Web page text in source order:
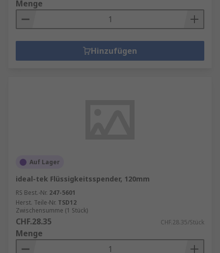
Menge
Hinzufügen
Auf Lager
ideal-tek Flüssigkeitsspender, 120mm
RS Best.-Nr. 247-5601
Herst. Teile-Nr. TSD12
Zwischensumme (1 Stück)
CHF.28.35 CHF.28.35/Stück
Menge